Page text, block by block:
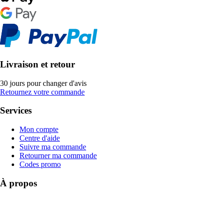
Livraison et retour
30 jours pour changer d'avis
Retournez votre commande
Services
Mon compte
Centre d'aide
Suivre ma commande
Retourner ma commande
Codes promo
À propos